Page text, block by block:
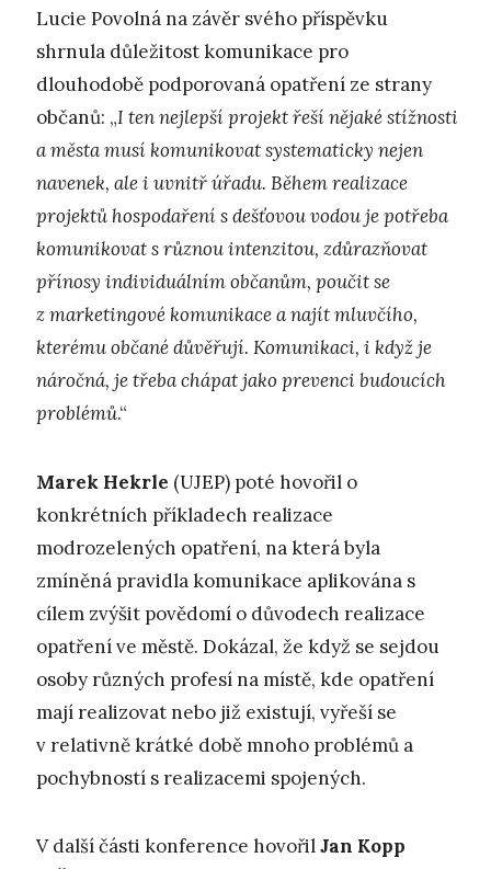
Lucie Povolná na závěr svého příspěvku
shrnula důležitost komunikace pro
dlouhodobě podporovaná opatření ze strany
občanů: „I ten nejlepší projekt řeší nějaké stížnosti
a města musí komunikovat systematicky nejen
navenek, ale i uvnitř úřadu. Během realizace
projektů hospodaření s dešťovou vodou je potřeba
komunikovat s různou intenzitou, zdůrazňovat
přínosy individuálním občanům, poučit se
z marketingové komunikace a najít mluvčího,
kterému občané důvěřují. Komunikaci, i když je
náročná, je třeba chápat jako prevenci budoucích
problémů.“
Marek Hekrle (UJEP) poté hovořil o
konkrétních příkladech realizace
modrozelených opatření, na která byla
zmíněná pravidla komunikace aplikována s
cílem zvýšit povědomí o důvodech realizace
opatření ve městě. Dokázal, že když se sejdou
osoby různých profesí na místě, kde opatření
mají realizovat nebo již existují, vyřeší se
v relativně krátké době mnoho problémů a
pochybností s realizacemi spojených.
V další části konference hovořilJan Kopp